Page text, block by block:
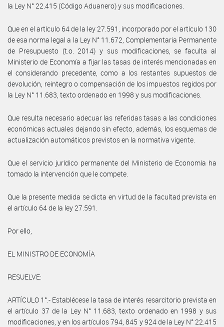
la Ley N° 22.415 (Código Aduanero) y sus modificaciones.
Que en el artículo 64 de la ley 27.591, incorporado por el artículo 130
de esa norma legal a la Ley N° 11.672, Complementaria Permanente
de Presupuesto (t.o. 2014) y sus modificaciones, se faculta al
Ministerio de Economía a fijar las tasas de interés mencionadas en
el considerando precedente, como a los restantes supuestos de
devolución, reintegro o compensación de los impuestos regidos por
la Ley N° 11.683, texto ordenado en 1998 y sus modificaciones.
Que resulta necesario adecuar las referidas tasas a las condiciones
económicas actuales dejando sin efecto, además, los esquemas de
actualización automáticos previstos en la normativa vigente.
Que el servicio jurídico permanente del Ministerio de Economía ha
tomado la intervención que le compete.
Que la presente medida se dicta en virtud de la facultad prevista en
el artículo 64 de la ley 27.591.
Por ello,
EL MINISTRO DE ECONOMÍA
RESUELVE:
ARTÍCULO 1°.- Establécese la tasa de interés resarcitorio prevista en
el artículo 37 de la Ley N° 11.683, texto ordenado en 1998 y sus
modificaciones, y en los artículos 794, 845 y 924 de la Ley N° 22.415